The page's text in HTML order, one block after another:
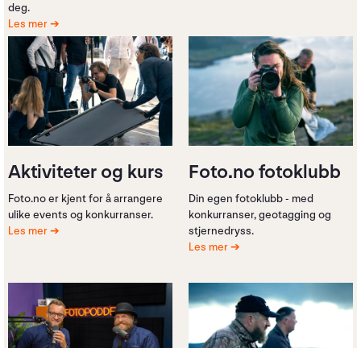
deg.
Les mer
Aktiviteter og kurs
Foto.no er kjent for å arrangere
ulike events og konkurranser.
Les mer
Foto.no fotoklubb
Din egen fotoklubb - med
konkurranser, geotagging og
stjernedryss.
Les mer